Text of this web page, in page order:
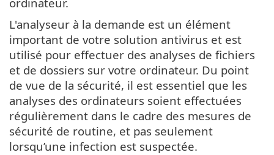
L'analyseur à la demande est un élément
important de votre solution antivirus et est
utilisé pour effectuer des analyses de fichiers
et de dossiers sur votre ordinateur. Du point
de vue de la sécurité, il est essentiel que les
analyses des ordinateurs soient effectuées
régulièrement dans le cadre des mesures de
sécurité de routine, et pas seulement
lorsqu’une infection est suspectée.